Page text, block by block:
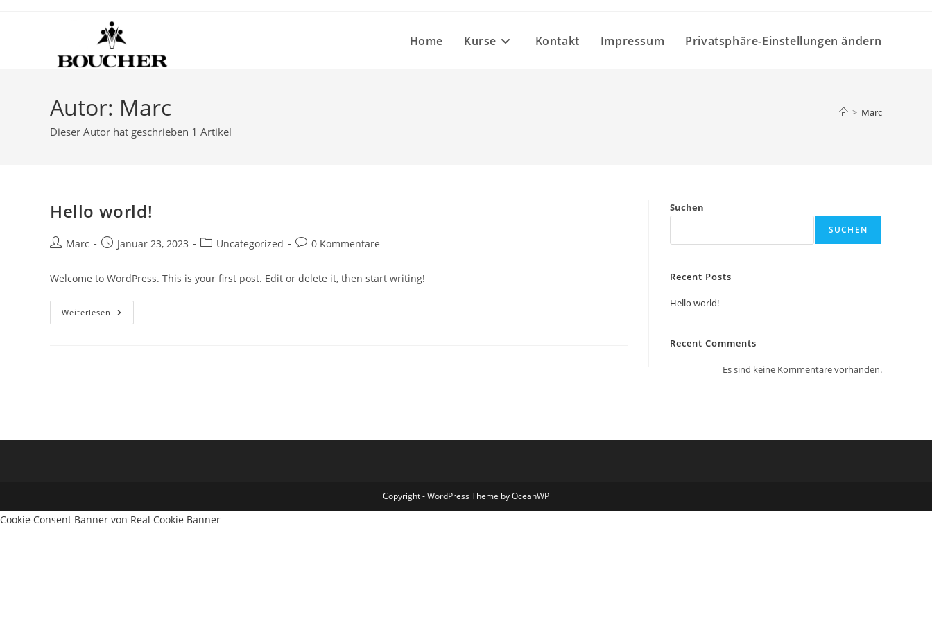
Home Kurse Kontakt Impressum Privatsphäre-Einstellungen ändern
Autor: Marc
Dieser Autor hat geschrieben 1 Artikel
> Marc
Hello world!
Beitrags-
Marc
BeitragJanuar 23, 2023
Beitrags-
Uncategorized
Beitrags-
0 Kommentare
Welcome to WordPress. This is your first post. Edit or delete it, then start writing!
Weiterlesen Hello
World!
Suchen
SUCHEN
Recent Posts
Hello world!
Recent Comments
Es sind keine Kommentare vorhanden.
Copyright - WordPress Theme by OceanWP
Cookie Consent Banner von Real Cookie Banner